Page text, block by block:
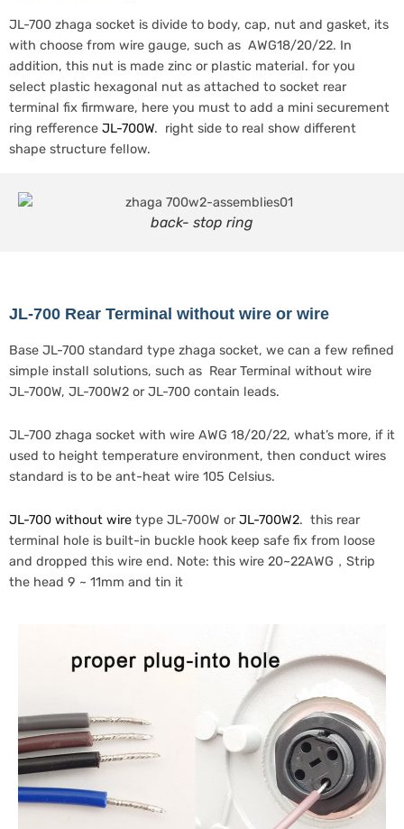
JL-700 zhaga socket is divide to body, cap, nut and gasket, its
with choose from wire gauge, such as AWG18/20/22. In
addition, this nut is made zinc or plastic material. for you
select plastic hexagonal nut as attached to socket rear
terminal fix firmware, here you must to add a mini securement
ring refference JL-700W. right side to real show different
shape structure fellow.
back- stop ring
JL-700 Rear Terminal without wire or wire
Base JL-700 standard type zhaga socket, we can a few refined
simple install solutions, such as Rear Terminal without wire
JL-700W, JL-700W2 or JL-700 contain leads.
JL-700 zhaga socket with wire AWG 18/20/22, what’s more, if it
used to height temperature environment, then conduct wires
standard is to be ant-heat wire 105 Celsius.
JL-700 without wire type JL-700W orJL-700W2. this rear
terminal hole is built-in buckle hook keep safe fix from loose
and dropped this wire end. Note: this wire 20~22AWG，Strip
the head 9 ~ 11mm and tin it